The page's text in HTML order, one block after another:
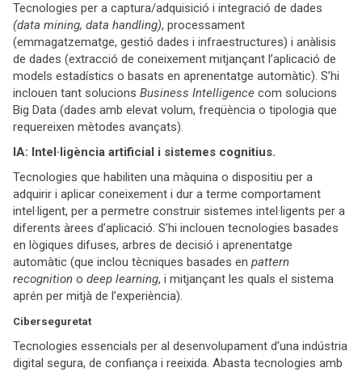
Tecnologies per a captura/adquisició i integració de dades
(data mining, data handling), processament
(emmagatzematge, gestió dades i infraestructures) i anàlisis
de dades (extracció de coneixement mitjançant l’aplicació de
models estadístics o basats en aprenentatge automàtic). S’hi
inclouen tant solucions Business Intelligence com solucions
Big Data (dades amb elevat volum, freqüència o tipologia que
requereixen mètodes avançats).
IA: Intel·ligència artificial i sistemes cognitius.
Tecnologies que habiliten una màquina o dispositiu per a
adquirir i aplicar coneixement i dur a terme comportament
intel·ligent, per a permetre construir sistemes intel·ligents per a
diferents àrees d’aplicació. S’hi inclouen tecnologies basades
en lògiques difuses, arbres de decisió i aprenentatge
automàtic (que inclou tècniques basades en pattern
recognition o deep learning, i mitjançant les quals el sistema
aprén per mitjà de l’experiència).
Ciberseguretat
Tecnologies essencials per al desenvolupament d’una indústria
digital segura, de confiança i reeixida. Abasta tecnologies amb